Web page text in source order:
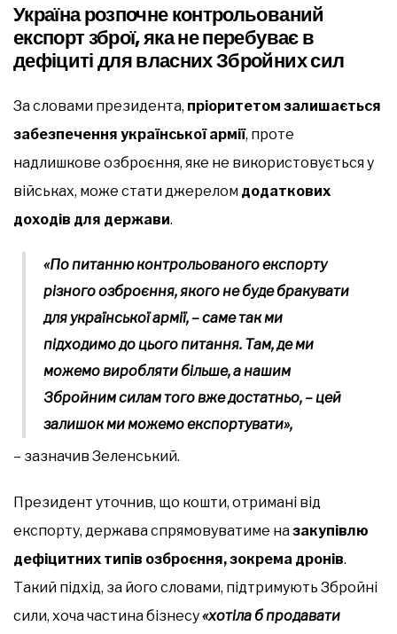
Україна розпочне контрольований
експорт зброї, яка не перебуває в
дефіциті для власних Збройних сил
За словами президента, пріоритетом залишається
забезпечення української армії, проте
надлишкове озброєння, яке не використовується у
військах, може стати джерелом додаткових
доходів для держави.
«По питанню контрольованого експорту
різного озброєння, якого не буде бракувати
для української армії, – саме так ми
підходимо до цього питання. Там, де ми
можемо виробляти більше, а нашим
Збройним силам того вже достатньо, – цей
залишок ми можемо експортувати»,
– зазначив Зеленський.
Президент уточнив, що кошти, отримані від
експорту, держава спрямовуватиме назакупівлю
дефіцитних типів озброєння, зокрема дронів.
Такий підхід, за його словами, підтримують Збройні
сили, хоча частина бізнесу«хотіла б продавати